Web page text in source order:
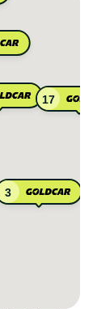
3
17